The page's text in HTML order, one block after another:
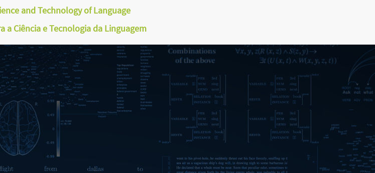
and Technology of Language
a Ciência e Tecnologia da Linguagem